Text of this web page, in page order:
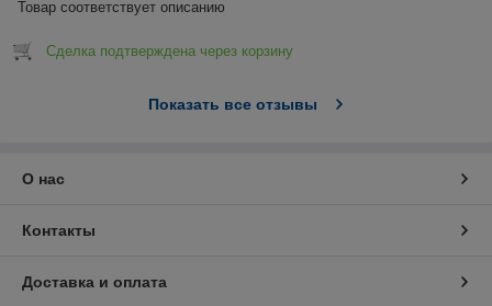
Товар соответствует описанию
Сделка подтверждена через корзину
Показать все отзывы
О нас
Контакты
Доставка и оплата